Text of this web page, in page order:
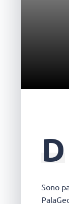
D
Sono